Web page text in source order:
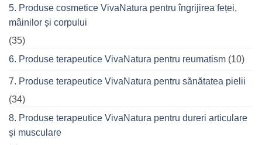
5. Produse cosmetice VivaNatura pentru îngrijirea feței,
mâinilor și corpului
(35)
6. Produse terapeutice VivaNatura pentru reumatism (10)
7. Produse terapeutice VivaNatura pentru sănătatea pielii
(34)
8. Produse terapeutice VivaNatura pentru dureri articulare
și musculare